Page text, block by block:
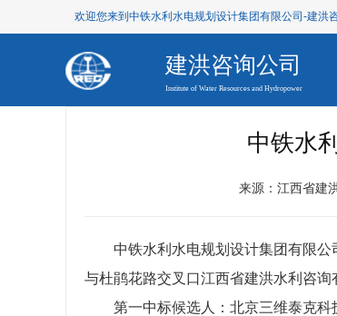
欢迎您来到中铁水利水电规划设计集团有限公司-建洪
建洪咨询公司
Institute of Water Resources and Hydropower
中铁水
来源：江西省建
中铁水利水电规划设计集团有限
与杜鹃花路交叉口江西省建洪水利咨询
第一中标候选人：北京三维泰克科